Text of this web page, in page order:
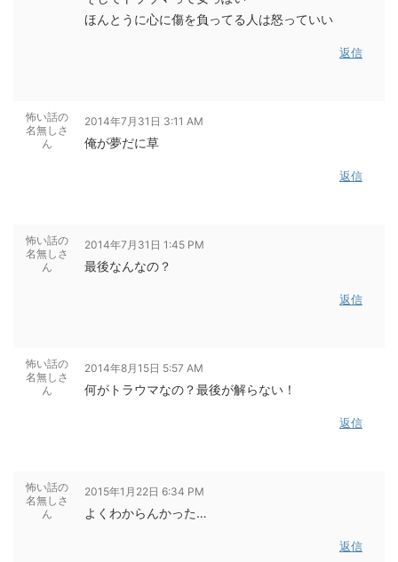
ほんとうに心に傷を負ってる人は怒っていい
返信
怖い話の
名無しさ
ん
2014年7月31日 3:11 AM
俺が夢だに草
返信
怖い話の
名無しさ
ん
2014年7月31日 1:45 PM
最後なんなの？
返信
怖い話の
名無しさ
ん
2014年8月15日 5:57 AM
何がトラウマなの？最後が解らない！
返信
怖い話の
名無しさ
ん
2015年1月22日 6:34 PM
よくわからんかった…
返信